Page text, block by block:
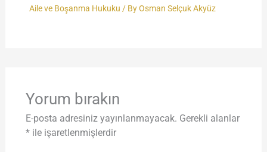
Aile ve Boşanma Hukuku / ByOsman Selçuk Akyüz
Yorum bırakın
E-posta adresiniz yayınlanmayacak. Gerekli alanlar
*ile işaretlenmişlerdir